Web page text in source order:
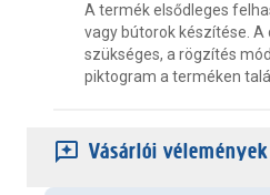
A termék elsődleges
vagy bútorok készítése.
szükséges, a rögzítés
piktogram a terméken
Vásárlói vélemények